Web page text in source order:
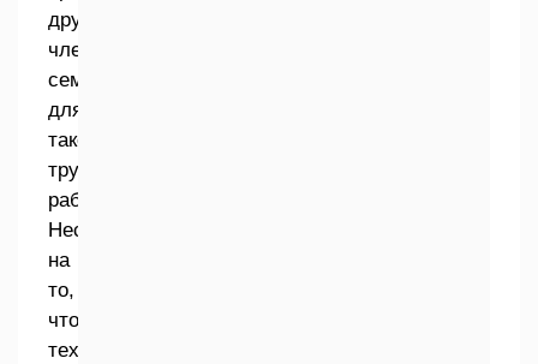
других
членов
семьи
для
такой
трудоемкой
работы.
Несмотря
на
то,
что
техника